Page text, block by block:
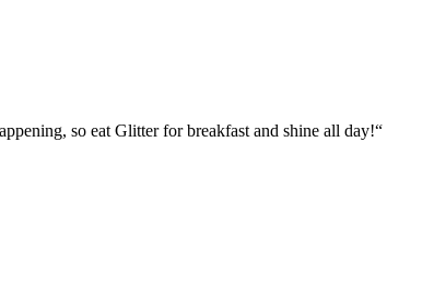
so eat Glitter for breakfast and shine all day!“